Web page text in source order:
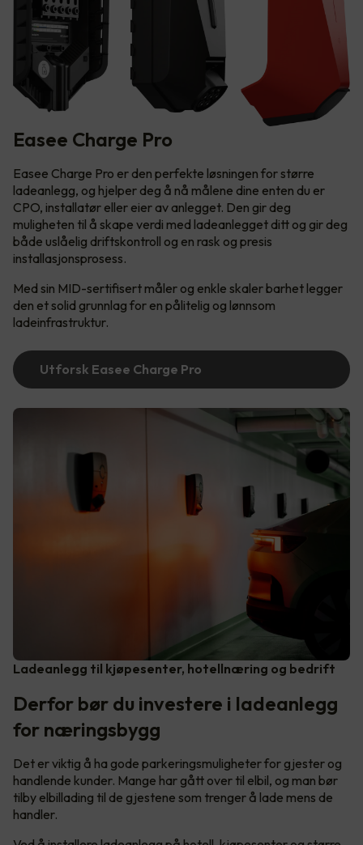
Easee Charge Pro
Easee Charge Pro er den perfekte løsningen for større
ladeanlegg, og hjelper deg å nå målene dine enten du er
CPO, installatør eller eier av anlegget. Den gir deg
muligheten til å skape verdi med ladeanlegget ditt og gir deg
både uslåelig driftskontroll og en rask og presis
installasjonsprosess.
Med sin MID-sertifisert måler og enkle skaler barhet legger
den et solid grunnlag for en pålitelig og lønnsom
ladeinfrastruktur.
Utforsk Easee Charge Pro
Ladeanlegg til kjøpesenter, hotellnæring og bedrift
Derfor bør du investere i ladeanlegg
for næringsbygg
Det er viktig å ha gode parkeringsmuligheter for gjester og
handlende kunder. Mange har gått over til elbil, og man bør
tilby elbillading til de gjestene som trenger å lade mens de
handler.